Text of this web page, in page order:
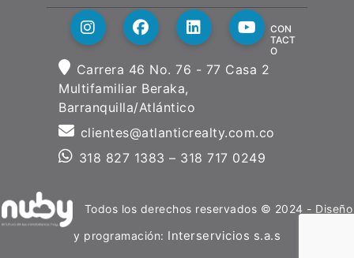
CON
TACT
O
Carrera 46 No. 76 - 77 Casa 2
Multifamiliar Beraka,
Barranquilla/Atlántico
clientes@atlanticrealty.com.co
318 827 1383 – 318 717 0249
Todos los derechos reservados © 2024 - Diseño
y programación: Interservicios s.a.s